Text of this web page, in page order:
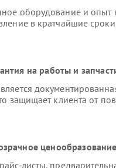
оборудование и опыт
в кратчайшие
на работы и
защищает клиента от
листы,